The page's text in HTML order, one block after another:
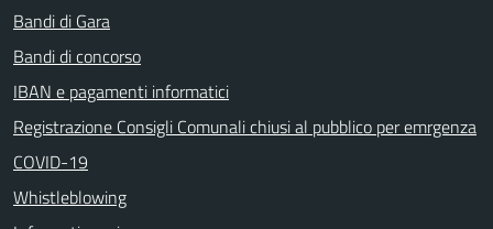
Bandi di Gara
Bandi di concorso
IBAN e pagamenti informatici
Registrazione Consigli Comunali chiusi al pubblico per emrgenza
COVID-19
Whistleblowing